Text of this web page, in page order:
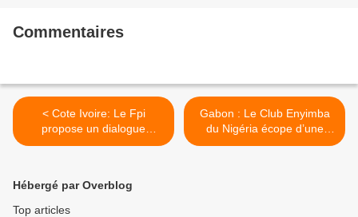
Commentaires
< Cote Ivoire: Le Fpi
propose un dialogue
politique pour une sortie de
Gabon : Le Club Enyimba
du Nigéria écope d’une
amande >
Hébergé par Overblog
Top articles